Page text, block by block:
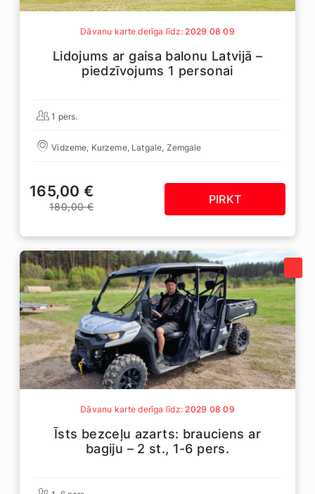
Dāvanu karte derīga līdz:2029 08 09
Lidojums ar gaisa balonu Latvijā –
piedzīvojums 1 personai
1 pers.
Vidzeme, Kurzeme, Latgale, Zemgale
165,00 €
180,00 €
PIRKT
Dāvanu karte derīga līdz:2029 08 09
Īsts bezceļu azarts: brauciens ar
bagiju – 2 st., 1-6 pers.